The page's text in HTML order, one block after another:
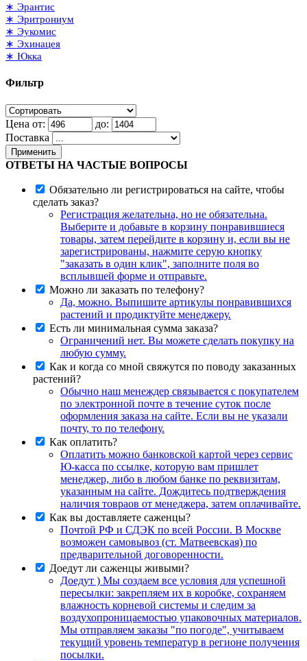
∗ Эрантис
∗ Эритрониум
∗ Эукомис
∗ Эхинацея
∗ Юкка
Фильтр
Цена от:
до:
Поставка
Применить
ОТВЕТЫ НА ЧАСТЫЕ ВОПРОСЫ
Обязательно ли регистрироваться на сайте, чтобы
сделать заказ?
Регистрация желательна, но не обязательна.
Выберите и добавьте в корзину понравившиеся
товары, затем перейдите в корзину и, если вы не
зарегистрированы, нажмите серую кнопку
"заказать в один клик", заполните поля во
всплывшей форме и отправьте.
Можно ли заказать по телефону?
Да, можно. Выпишите артикулы понравившихся
растений и продиктуйте менеджеру.
Есть ли минимальная сумма заказа?
Ограничений нет. Вы можете сделать покупку на
любую сумму.
Как и когда со мной свяжутся по поводу заказанных
растений?
Обычно наш менеждер связывается с покупателем
по электронной почте в течение суток после
оформления заказа на сайте. Если вы не указали
почту, то по телефону.
Как оплатить?
Оплатить можно банковской картой через сервис
Ю-касса по ссылке, которую вам пришлет
менеджер, либо в любом банке по реквизитам,
указанным на сайте. Дождитесь подтверждения
наличия товраов от менеджера, затем оплачивайте.
Как вы доставляете саженцы?
Почтой РФ и СДЭК по всей России. В Москве
возможен самовывоз (ст. Матвеевская) по
предварительной договоренности.
Доедут ли саженцы живыми?
Доедут ) Мы создаем все условия для успешной
пересылки: закрепляем их в коробке, сохраняем
влажность корневой системы и следим за
воздухопроницаемостью упаковочных материалов.
Мы отправляем заказы "по погоде", учитываем
текущий уровень температур в регионе получения
посылки.